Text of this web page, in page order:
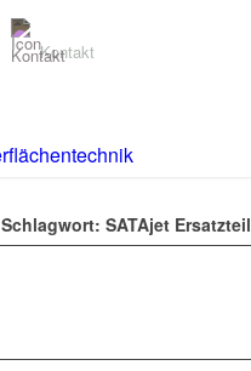
Kontakt
Schlagwort: SATAjet Ersatzteil